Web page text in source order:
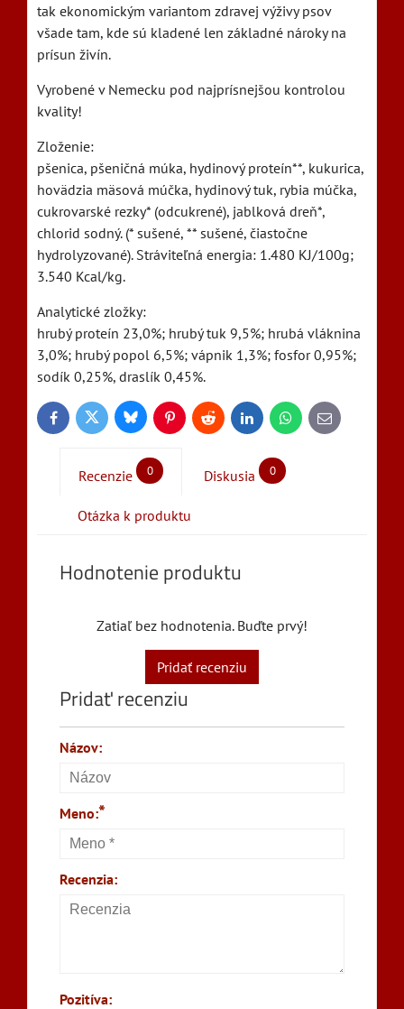
tak ekonomickým variantom zdravej výživy psov
všade tam, kde sú kladené len základné nároky na
prísun živín.
Vyrobené v Nemecku pod najprísnejšou kontrolou
kvality!
Zloženie:
pšenica, pšeničná múka, hydinový proteín**, kukurica,
hovädzia mäsová múčka, hydinový tuk, rybia múčka,
cukrovarské rezky* (odcukrené), jablková dreň*,
chlorid sodný. (* sušené, ** sušené, čiastočne
hydrolyzované). Stráviteľná energia: 1.480 KJ/100g;
3.540 Kcal/kg.
Analytické zložky:
hrubý proteín 23,0%; hrubý tuk 9,5%; hrubá vláknina
3,0%; hrubý popol 6,5%; vápnik 1,3%; fosfor 0,95%;
sodík 0,25%, draslík 0,45%.
FacebookTwitter BlueskyPinterestReddit LinkedInWhatsApp
E-
mail
Recenzie 0 Diskusia 0
Otázka k produktu
Hodnotenie produktu
Zatiaľ bez hodnotenia. Buďte prvý!
Pridať recenziu
Pridať recenziu
Názov:
Meno:*
Recenzia:
Pozitíva: